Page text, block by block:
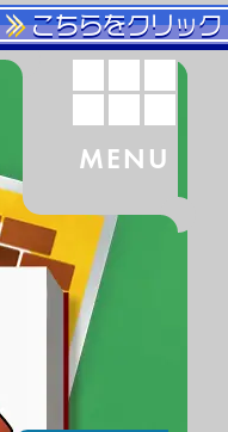
こちらをクリック
MENU